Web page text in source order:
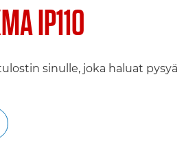
IP110
sinulle, joka haluat pysyä